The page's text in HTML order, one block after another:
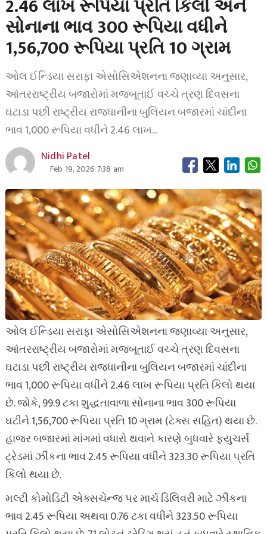
2.46 લાખ રૂપિયા પ્રતિ કિલો અને
સોનાના ભાવ 300 રૂપિયા વધીને
1,56,700 રૂપિયા પ્રતિ 10 ગ્રામ
ઓલ ઈન્ડિયા સરાફા એસોસિએશનના જણાવ્યા અનુસાર,
આંતરરાષ્ટ્રીય બજારોમાં મજબૂતાઈ વચ્ચે ત્રણ દિવસના
ઘટાડા પછી રાષ્ટ્રીય રાજધાનીના બુલિયન બજારમાં ચાંદીના
ભાવ 1,000 રૂપિયા વધીને 2.46 લાખ…
Nidhi Patel
Feb 19, 2026 7:38 am
ઓલ ઈન્ડિયા સરાફા એસોસિએશનના જણાવ્યા અનુસાર,
આંતરરાષ્ટ્રીય બજારોમાં મજબૂતાઈ વચ્ચે ત્રણ દિવસના
ઘટાડા પછી રાષ્ટ્રીય રાજધાનીના બુલિયન બજારમાં ચાંદીના
ભાવ 1,000 રૂપિયા વધીને 2.46 લાખ રૂપિયા પ્રતિ કિલો થયા
છે. જોકે, 99.9 ટકા શુદ્ધતાવાળા સોનાના ભાવ 300 રૂપિયા
ઘટીને 1,56,700 રૂપિયા પ્રતિ 10 ગ્રામ (ટેક્સ સહિત) થયા છે.
હાજર બજારમાં માંગમાં વધારો થવાને કારણે બુધવારે ફ્યુચર્સ
ટ્રેડમાં ઝીંકના ભાવ 2.45 રૂપિયા વધીને 323.30 રૂપિયા પ્રતિ
કિલો થયા છે.
મલ્ટી કોમોડિટી એક્સચેન્જ પર માર્ચ ડિલિવરી માટે ઝીંકના
ભાવ 2.45 રૂપિયા અથવા 0.76 ટકા વધીને 323.50 રૂપિયા